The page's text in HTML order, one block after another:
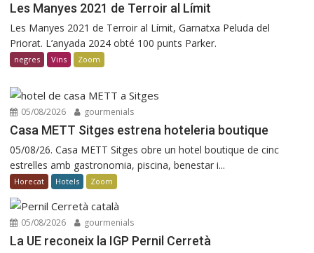
Les Manyes 2021 de Terroir al Límit
Les Manyes 2021 de Terroir al Límit, Garnatxa Peluda del
Priorat. L’anyada 2024 obté 100 punts Parker.
negres Vins Zoom
05/08/2026 gourmenials
Casa METT Sitges estrena hoteleria boutique
05/08/26. Casa METT Sitges obre un hotel boutique de cinc
estrelles amb gastronomia, piscina, benestar i...
Horecat Hotels Zoom
05/08/2026 gourmenials
La UE reconeix la IGP Pernil Cerretà